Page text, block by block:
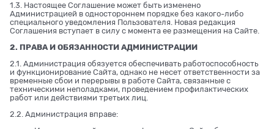
1.3. Настоящее Соглашение может быть изменено
Администрацией в одностороннем порядке без какого-либо
специального уведомления Пользователя. Новая редакция
Соглашения вступает в силу с момента ее размещения на Сайте.
2. ПРАВА И ОБЯЗАННОСТИ АДМИНИСТРАЦИИ
2.1. Администрация обязуется обеспечивать работоспособность
и функционирование Сайта, однако не несет ответственности за
временные сбои и перерывы в работе Сайта, связанные с
техническими неполадками, проведением профилактических
работ или действиями третьих лиц.
2.2. Администрация вправе: